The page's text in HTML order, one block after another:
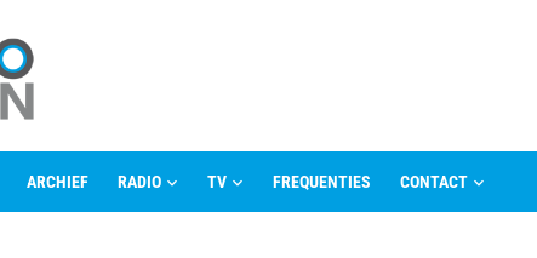
ARCHIEF RADIO TV FREQUENTIES CONTACT